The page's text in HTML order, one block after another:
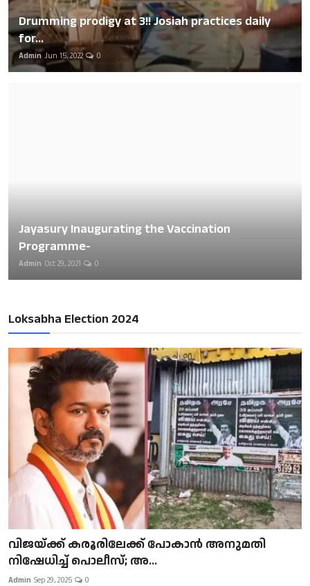
Drumming prodigy at 3!! Josiah practices daily
for...
Admin Jun 15, 2022 0
Jayasury Inaugurating the Vaccination
Programme-
Admin Oct 29, 2021 0
Loksabha Election 2024
വിജയ്ക്ക് കരൂരിലേക്ക് പോകാൻ അനുമതി
നിഷേധിച്ച് പൊലീസ്; അ...
Admin Sep 29, 2025 0